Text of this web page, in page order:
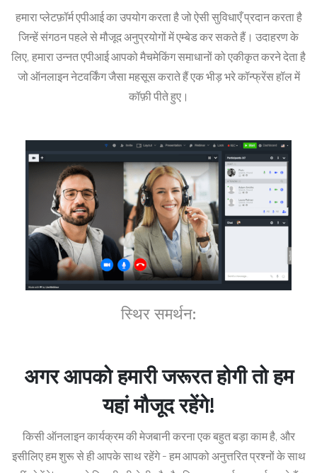
हमारा प्लेटफ़ॉर्म एपीआई का उपयोग करता है जो ऐसी सुविधाएँ प्रदान करता है
जिन्हें संगठन पहले से मौजूद अनुप्रयोगों में एम्बेड कर सकते हैं। उदाहरण के
लिए, हमारा उन्नत एपीआई आपको मैचमेकिंग समाधानों को एकीकृत करने देता है
जो ऑनलाइन नेटवर्किंग जैसा महसूस कराते हैं एक भीड़ भरे कॉन्फ्रेंस हॉल में
कॉफ़ी पीते हुए।
स्थिर समर्थन:
अगर आपको हमारी जरूरत होगी तो हम
यहां मौजूद रहेंगे!
किसी ऑनलाइन कार्यक्रम की मेजबानी करना एक बहुत बड़ा काम है, और
इसीलिए हम शुरू से ही आपके साथ रहेंगे - हम आपको अनुत्तरित प्रश्नों के साथ